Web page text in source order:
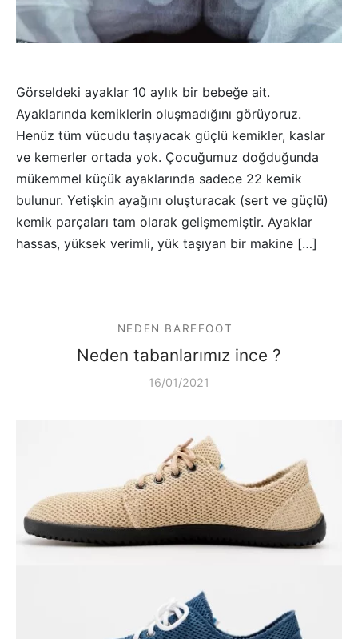
Görseldeki ayaklar 10 aylık bir bebeğe ait.
Ayaklarında kemiklerin oluşmadığını görüyoruz.
Henüz tüm vücudu taşıyacak güçlü kemikler, kaslar
ve kemerler ortada yok. Çocuğumuz doğduğunda
mükemmel küçük ayaklarında sadece 22 kemik
bulunur. Yetişkin ayağını oluşturacak (sert ve güçlü)
kemik parçaları tam olarak gelişmemiştir. Ayaklar
hassas, yüksek verimli, yük taşıyan bir makine […]
NEDEN BAREFOOT
Neden tabanlarımız ince ?
16/01/2021